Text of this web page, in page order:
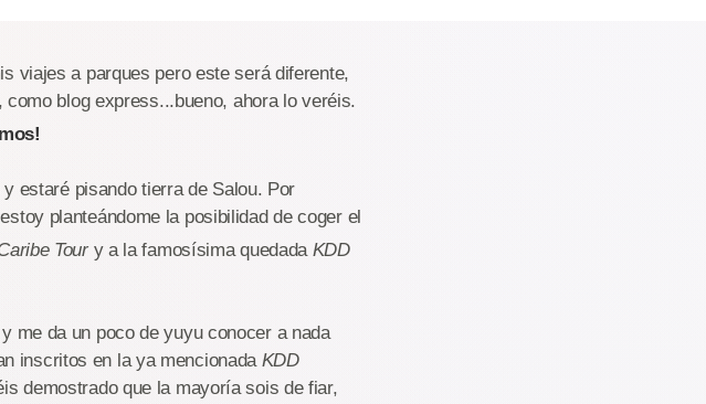
viajes a parques pero este será diferente,
blog express...bueno, ahora lo veréis.
estaré pisando tierra de Salou. Por
planteándome la posibilidad de coger el
Tour y a la famosísima quedada KDD
me da un poco de yuyu conocer a nada
inscritos en la ya mencionada KDD
demostrado que la mayoría sois de fiar,